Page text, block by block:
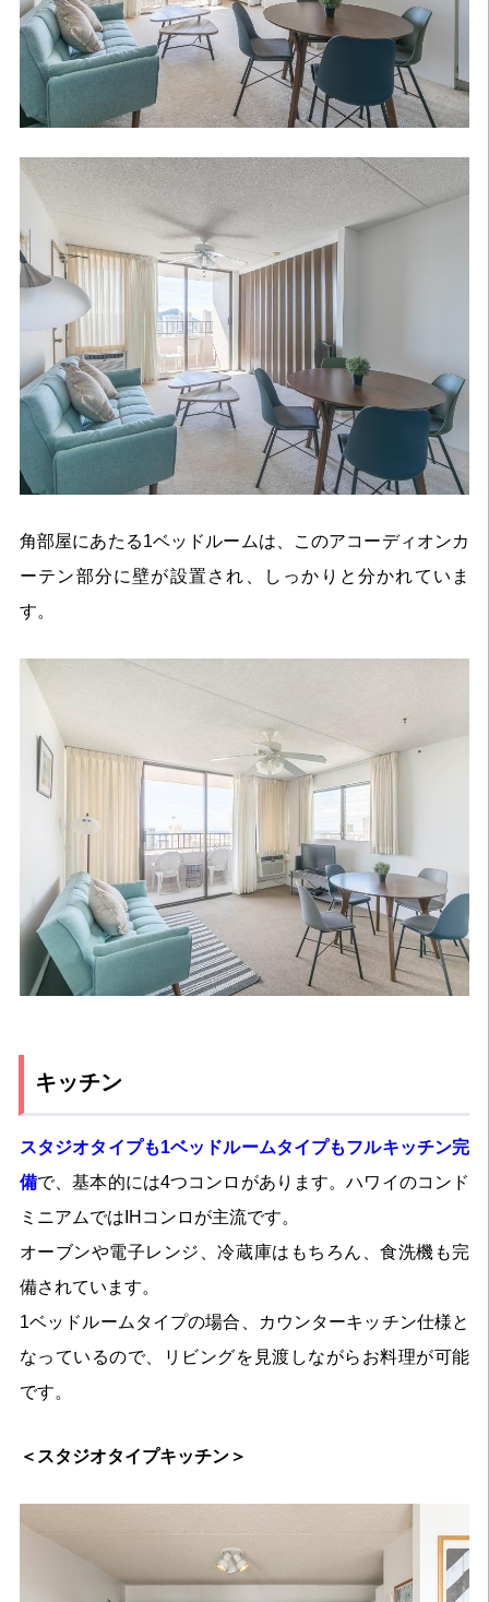
角部屋にあたる1ベッドルームは、このアコーディオンカ
ーテン部分に壁が設置され、しっかりと分かれていま
す。
キッチン
スタジオタイプも1ベッドルームタイプもフルキッチン完
備で、基本的には4つコンロがあります。ハワイのコンド
ミニアムではIHコンロが主流です。
オーブンや電子レンジ、冷蔵庫はもちろん、食洗機も完
備されています。
1ベッドルームタイプの場合、カウンターキッチン仕様と
なっているので、リビングを見渡しながらお料理が可能
です。
＜スタジオタイプキッチン＞